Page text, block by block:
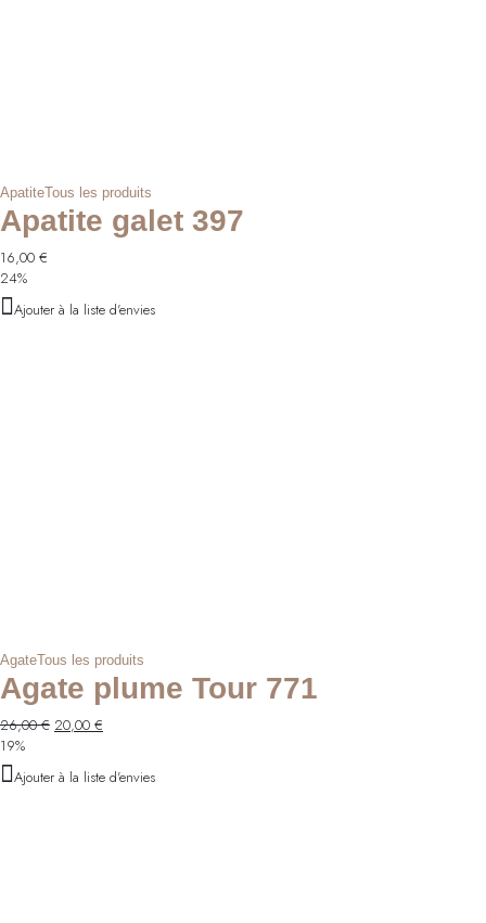
ApatiteTous les produits
Apatite galet 397
16,00 €
24%
Ajouter à la liste d'envies
AgateTous les produits
Agate plume Tour 771
26,00€ Le
était :
20,00 €
est :
19%
Ajouter à la liste d'envies